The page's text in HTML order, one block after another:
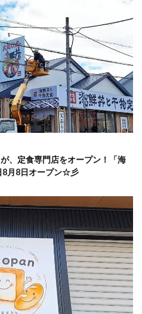
、定食専門店をオープン！「海
8月8日オープン☆彡